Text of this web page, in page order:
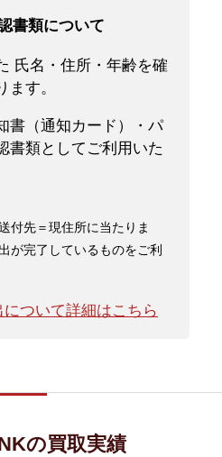
書類について
氏名・住所・年齢を確
す。
書（通知カード）・パ
書類としてご利用いた
付先＝現住所に当たりま
が完了しているものをご利
ついて詳細はこちら
の買取実績